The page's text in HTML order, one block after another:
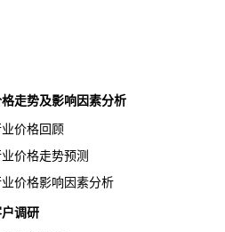
走势及影响因素分析
价格回顾
价格走势预测
价格影响因素分析
调研